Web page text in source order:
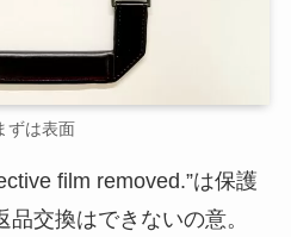
ずは表面
film removed.”は保護
交換はできないの意。